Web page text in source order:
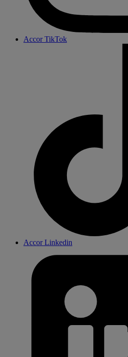
Accor TikTok
Accor Linkedin